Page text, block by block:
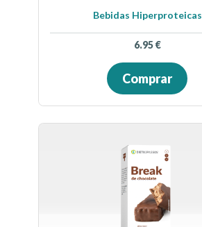
Bebidas Hiperproteicas
6.95€
Comprar